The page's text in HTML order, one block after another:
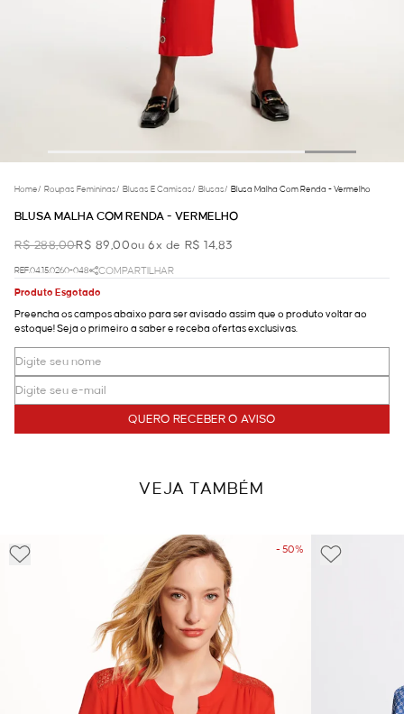
Home/ Roupas Femininas/ Blusas E Camisas/ Blusas/ Blusa Malha Com Renda - Vermelho
BLUSA MALHA COM RENDA - VERMELHO
R$ 288,00R$ 89,00ou 6x de R$ 14,83
REF.04.15.0260-048
COMPARTILHAR
Produto Esgotado
Preencha os campos abaixo para ser avisado assim que o produto voltar ao
estoque! Seja o primeiro a saber e receba ofertas exclusivas.
QUERO RECEBER O AVISO
VEJA TAMBÉM
- 50%